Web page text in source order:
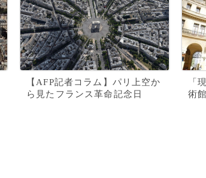
【AFP記者コラム】パリ上空か
ら見たフランス革命記念日
「
術